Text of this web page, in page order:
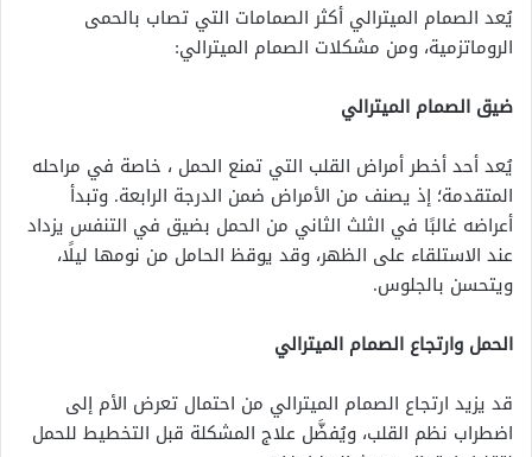
يُعد الصمام الميترالي أكثر الصمامات التي تصاب بالحمى
الروماتزمية، ومن مشكلات الصمام الميترالي:
ضيق الصمام الميترالي
يُعد أحد أخطرأمراض القلب التي تمنع الحمل ، خاصة في مراحله
المتقدمة؛ إذ يصنف من الأمراض ضمن الدرجة الرابعة. وتبدأ
أعراضه غالبًا في الثلث الثاني من الحمل بضيق في التنفس يزداد
عند الاستلقاء على الظهر، وقد يوقظ الحامل من نومها ليلًا،
ويتحسن بالجلوس.
الحمل وارتجاع الصمام الميترالي
قد يزيد ارتجاع الصمام الميترالي من احتمال تعرض الأم إلى
اضطراب نظم القلب، ويُفضَّل علاج المشكلة قبل التخطيط للحمل